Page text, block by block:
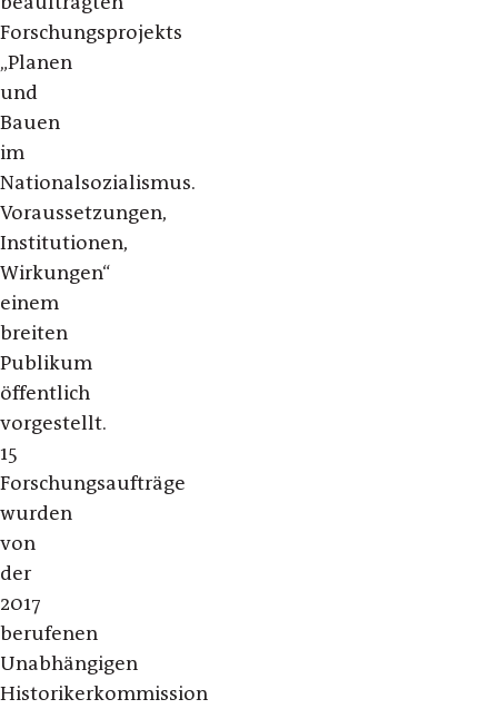
Forschungsprojekts
„Planen
und
Bauen
im
Nationalsozialismus.
Voraussetzungen,
Institutionen,
Wirkungen“
einem
breiten
Publikum
öffentlich
vorgestellt.
15
Forschungsaufträge
wurden
von
der
2017
berufenen
Unabhängigen
Historikerkommission